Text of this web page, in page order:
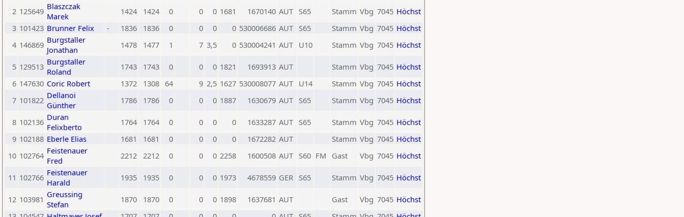
2 125649 Blaszczak
Marek
1424 1424 0 0 0 1681 1670140 AUT S65 Stamm Vbg 7045 Höchst
3 101423 Brunner Felix - 1836 1836 0 0 0 0 530006686 AUT S65 Stamm Vbg 7045 Höchst
4 146869 Burgstaller
Jonathan
1478 1477 1 7 3,5 0 530004241 AUT U10 Stamm Vbg 7045 Höchst
5 129513 Burgstaller
Roland
1743 1743 0 0 0 1821 1693913 AUT Stamm Vbg 7045 Höchst
6 147630 Coric Robert 1372 1308 64 9 2,5 1627 530008077 AUT U14 Stamm Vbg 7045 Höchst
7 101822 Dellanoi
Günther
1786 1786 0 0 0 1887 1630679 AUT S65 Stamm Vbg 7045 Höchst
8 102136 Duran
Felixberto
1764 1764 0 0 0 0 1633287 AUT S65 Stamm Vbg 7045 Höchst
9 102188 Eberle Elias 1681 1681 0 0 0 0 1672282 AUT Stamm Vbg 7045 Höchst
10 102764 Feistenauer
Fred
2212 2212 0 0 0 2258 1600508 AUT S60 FM Gast Vbg 7045 Höchst
11 102766 Feistenauer
Harald
1935 1935 0 0 0 1973 4678559 GER S65 Stamm Vbg 7045 Höchst
12 103981 Greussing
Stefan
1870 1870 0 0 0 1898 1637681 AUT Gast Vbg 7045 Höchst